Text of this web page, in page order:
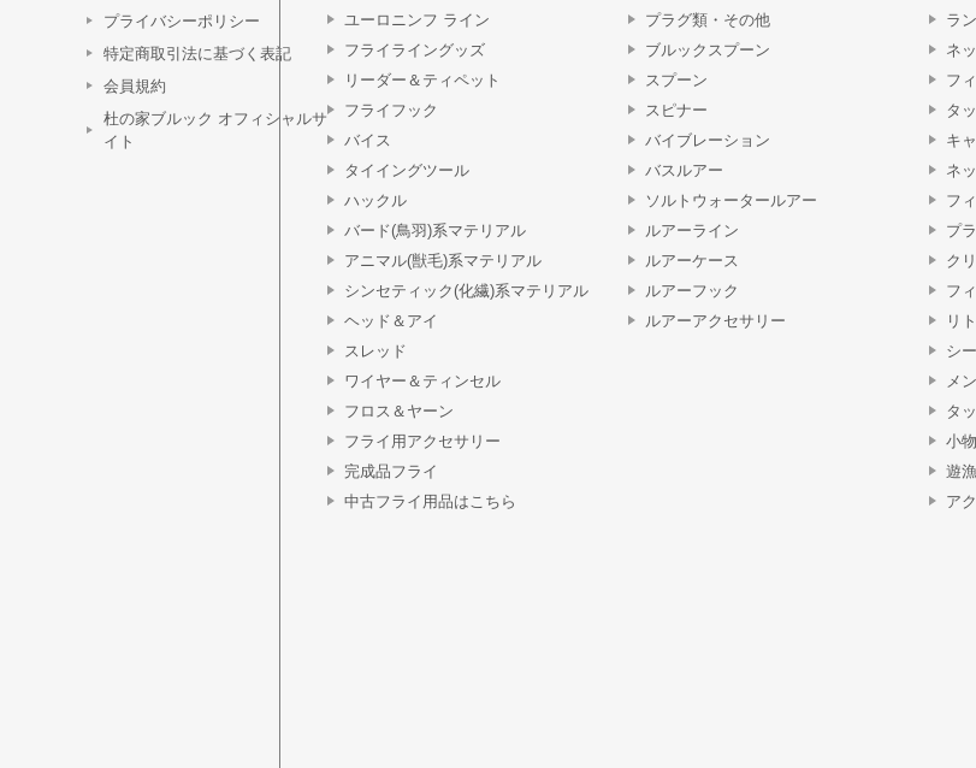
プライバシーポリシー
特定商取引法に基づく表記
会員規約
杜の家ブルック オフィシャルサ
イト
ユーロニンフ ライン
フライライングッズ
リーダー＆ティペット
フライフック
バイス
タイイングツール
ハックル
バード(鳥羽)系マテリアル
アニマル(獣毛)系マテリアル
シンセティック(化繊)系マテリアル
ヘッド＆アイ
スレッド
ワイヤー＆ティンセル
フロス＆ヤーン
フライ用アクセサリー
完成品フライ
中古フライ用品はこちら
プラグ類・その他
ブルックスプーン
スプーン
スピナー
バイブレーション
バスルアー
ソルトウォータールアー
ルアーライン
ルアーケース
ルアーフック
ルアーアクセサリー
ラ
ネ
フ
タ
キ
ネ
フ
プ
ク
フ
リ
シ
メ
タ
小
遊
ア